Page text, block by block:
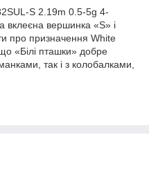
S 2.19m 0.5-5g 4-
вклеєна вершинка «S» і
про призначення White
«Білі пташки» добре
так і з колобалками,